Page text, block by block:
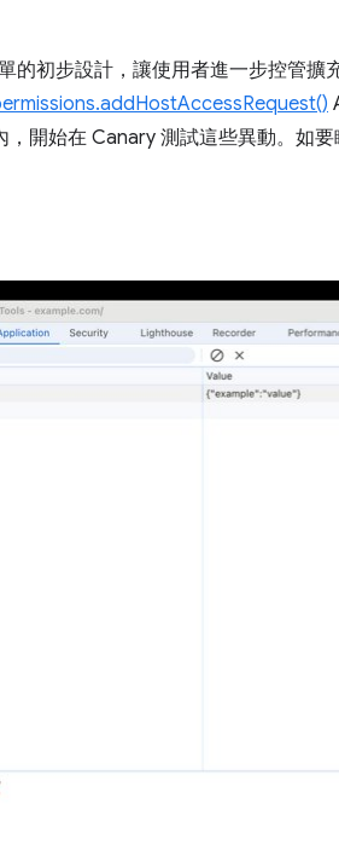
初步設計，讓使用者進一步控管擴
開始在 Canary 測試這些異動。如